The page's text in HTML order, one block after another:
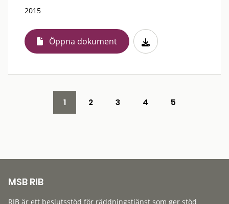
2015
Öppna dokument
1 2 3 4 5
MSB RIB
RIB är ett beslutsstöd för räddningstjänst som ger stöd